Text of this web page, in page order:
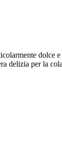
dolce
delizia per la